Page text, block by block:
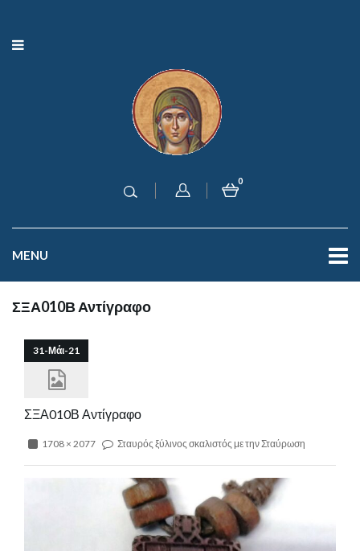
0
MENU
ΣΞΑ010Β Αντίγραφο
31-Μάι-21
ΣΞΑ010Β Αντίγραφο
1708 × 2077 Σταυρός ξύλινος σκαλιστός με την Σταύρωση